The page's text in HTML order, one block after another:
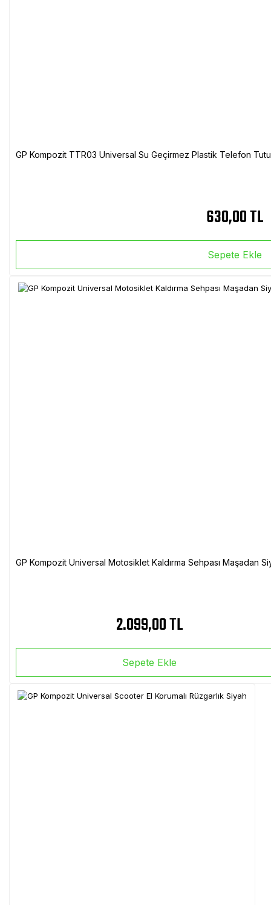
GP Kompozit TTR03 Universal Su Geçirmez Plastik Telefon
630,00 TL
Sepete Ekle
GP Kompozit Universal Motosiklet Kaldırma Sehpası Maşadan
2.099,00 TL
Sepete Ekle